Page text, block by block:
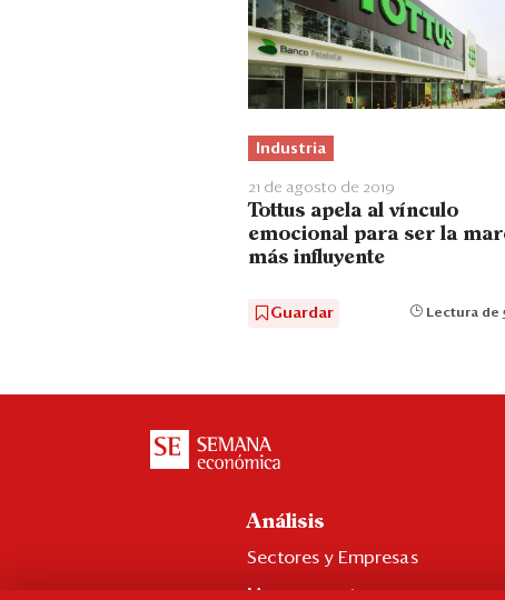
Industria
21 de agosto de 2019
Tottus apela al vínculo
emocional para ser la
más influyente
Guardar Lectura de
Análisis
Sectores y Empresas
Management